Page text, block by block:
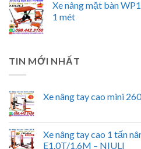
Xe nâng mặt bàn
1 mét
TIN MỚI NHẤT
Xe nâng tay cao mini
Xe nâng tay cao 1 tấn
E1.0T/1.6M – NIULI